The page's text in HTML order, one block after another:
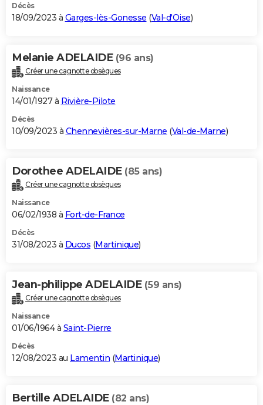
Décès
18/09/2023 à Garges-lès-Gonesse (Val-d'Oise)
Melanie ADELAIDE (96 ans)
Créer une cagnotte obsèques
Naissance
14/01/1927 à Rivière-Pilote
Décès
10/09/2023 à Chennevières-sur-Marne (Val-de-Marne)
Dorothee ADELAIDE (85 ans)
Créer une cagnotte obsèques
Naissance
06/02/1938 à Fort-de-France
Décès
31/08/2023 à Ducos (Martinique)
Jean-philippe ADELAIDE (59 ans)
Créer une cagnotte obsèques
Naissance
01/06/1964 à Saint-Pierre
Décès
12/08/2023 au Lamentin (Martinique)
Bertille ADELAIDE (82 ans)